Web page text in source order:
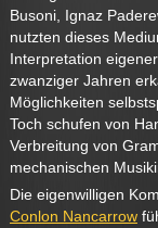
Busoni, Ignaz
nutzten dieses
Interpretation
zwanziger Jahren
Möglichkeiten
Toch schufen von
Verbreitung von
mechanischen
Die eigenwilligen
Conlon Nancarrow